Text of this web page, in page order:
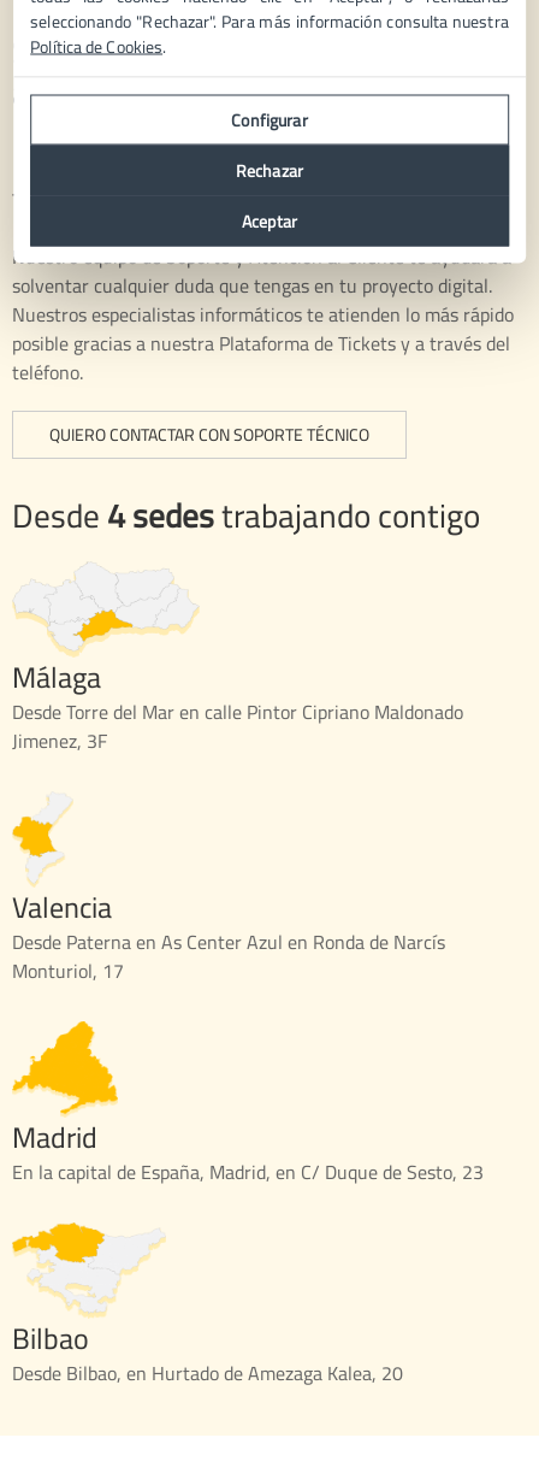
Soporte 24x7: Junto a ti para
ayudarte con tu proyecto
Nuestro equipo de más de 50 personas a
tu disposición
Nuestro equipo de Soporte y Atención al Cliente te ayudará a
solventar cualquier duda que tengas en tu proyecto digital.
Nuestros especialistas informáticos te atienden lo más rápido
posible gracias a nuestra Plataforma de Tickets y a través del
teléfono.
QUIERO CONTACTAR CON SOPORTE TÉCNICO
Desde4 sedestrabajando contigo
Málaga
Desde Torre del Mar en calle Pintor Cipriano Maldonado
Jimenez, 3F
Valencia
Desde Paterna en As Center Azul en Ronda de Narcís
Monturiol, 17
Madrid
En la capital de España, Madrid, en C/ Duque de Sesto, 23
Bilbao
Desde Bilbao, en Hurtado de Amezaga Kalea, 20
seleccionando "Rechazar". Para más información consulta nuestra
Política de Cookies.
Configurar
Rechazar
Aceptar